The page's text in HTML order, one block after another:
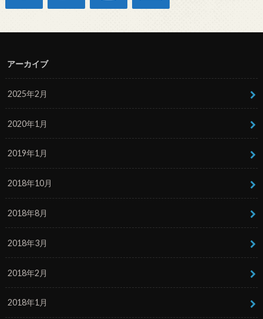
アーカイブ
2025年2月
2020年1月
2019年1月
2018年10月
2018年8月
2018年3月
2018年2月
2018年1月